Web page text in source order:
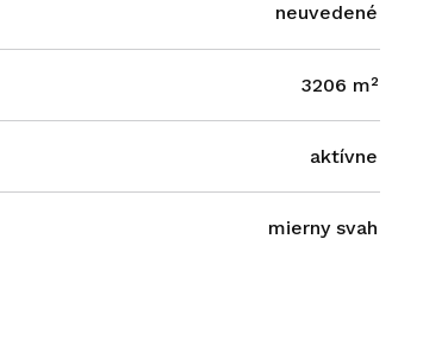
neuvedené
3206 m²
aktívne
mierny svah